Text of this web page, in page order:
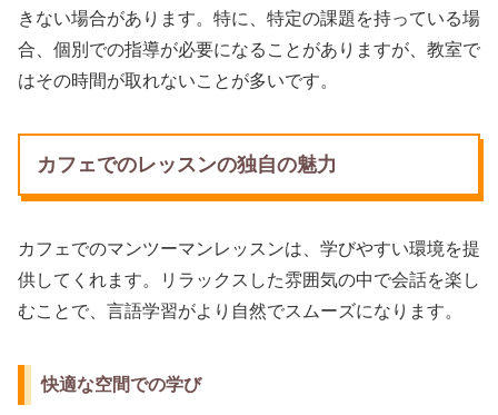
きない場合があります。特に、特定の課題を持っている場
合、個別での指導が必要になることがありますが、教室で
はその時間が取れないことが多いです。
カフェでのレッスンの独自の魅力
カフェでのマンツーマンレッスンは、学びやすい環境を提
供してくれます。リラックスした雰囲気の中で会話を楽し
むことで、言語学習がより自然でスムーズになります。
快適な空間での学び